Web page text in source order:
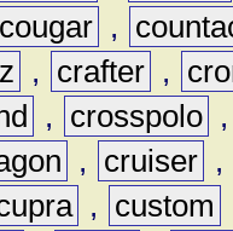
cougar ,
, crafter ,
, crosspolo
, cruiser ,
, custom